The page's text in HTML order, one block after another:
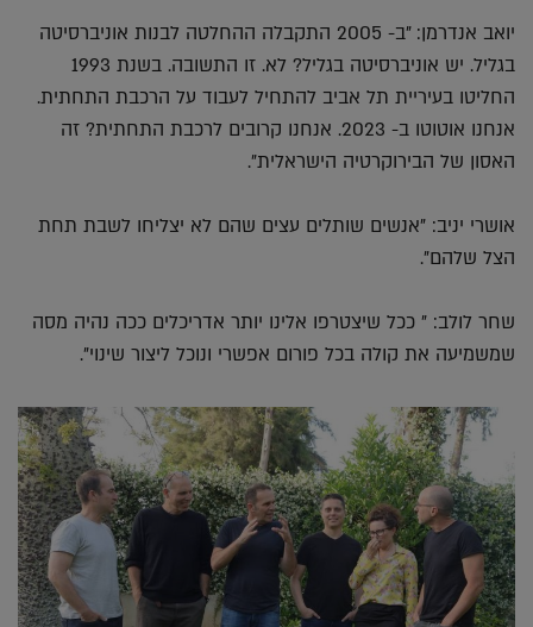
יואב אנדרמן: "ב- 2005 התקבלה ההחלטה לבנות אוניברסיטה
בגליל. יש אוניברסיטה בגליל? לא. זו התשובה. בשנת 1993
החליטו בעיריית תל אביב להתחיל לעבוד על הרכבת התחתית.
אנחנו אוטוטו ב- 2023. אנחנו קרובים לרכבת התחתית? זה
האסון של הבירוקרטיה הישראלית".
אושרי יניב: "אנשים שותלים עצים שהם לא יצליחו לשבת תחת
הצל שלהם".
שחר לולב: " ככל שיצטרפו אלינו יותר אדריכלים ככה נהיה מסה
שמשמיעה את קולה בכל פורום אפשרי ונוכל ליצור שינוי".